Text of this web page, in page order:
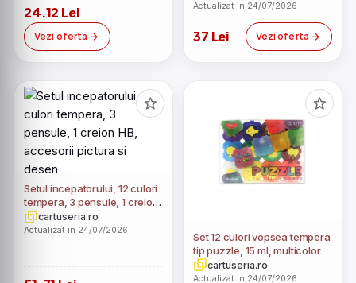
24.12 Lei
Vezi oferta
Actualizat in 24/07/2026
37 Lei Vezi oferta
Setul incepatorului, 12 culori
tempera, 3 pensule, 1 creion
HB, accesorii pictura si
desen
cartuseria.ro
Actualizat in 24/07/2026
Set 12 culori vopsea tempera
tip puzzle, 15 ml, multicolor
cartuseria.ro
Actualizat in 24/07/2026